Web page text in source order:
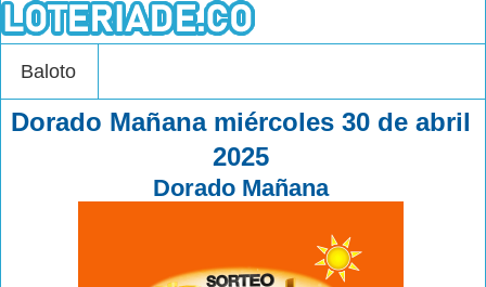
Baloto
Dorado Mañana miércoles 30 de abril
2025
Dorado Mañana